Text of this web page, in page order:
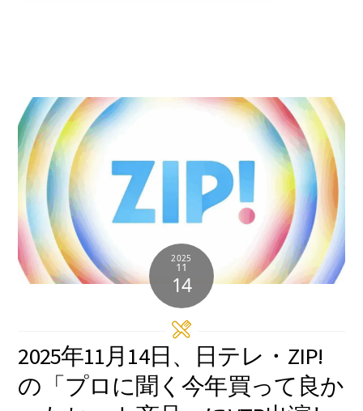
2025
11
14
2025年11月14日、日テレ・ZIP!
の「プロに聞く今年買って良か